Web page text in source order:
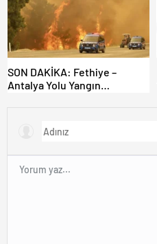
SON DAKİKA: Fethiye –
Antalya Yolu Yangın